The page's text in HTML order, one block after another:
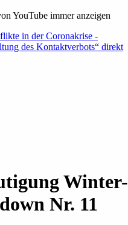
YouTube immer anzeigen
in der Coronakrise -
des Kontaktverbots“ direkt
Winter-
Nr. 11